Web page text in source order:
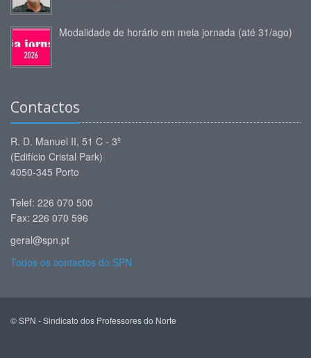
Modalidade de horário em meia jornada (até 31/ago)
Contactos
R. D. Manuel II, 51 C - 3º
(Edifício Cristal Park)
4050-345 Porto
Telef: 226 070 500
Fax: 226 070 596
geral@spn.pt
Todos os contactos do SPN
© SPN - Sindicato dos Professores do Norte